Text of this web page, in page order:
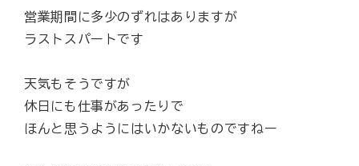
営業期間に多少のずれはありますが
ラストスパートです
天気もそうですが
休日にも仕事があったりで
ほんと思うようにはいかないものですねー